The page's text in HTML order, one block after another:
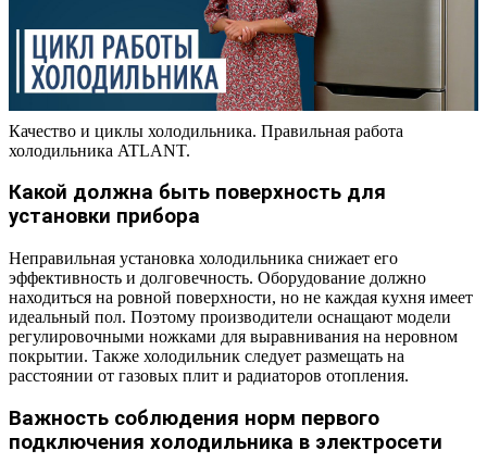
Качество и циклы холодильника. Правильная работа
холодильника ATLANT.
Какой должна быть поверхность для
установки прибора
Неправильная установка холодильника снижает его
эффективность и долговечность. Оборудование должно
находиться на ровной поверхности, но не каждая кухня имеет
идеальный пол. Поэтому производители оснащают модели
регулировочными ножками для выравнивания на неровном
покрытии. Также холодильник следует размещать на
расстоянии от газовых плит и радиаторов отопления.
Важность соблюдения норм первого
подключения холодильника в электросети